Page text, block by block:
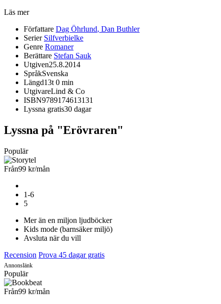
Läs mer
Författare Dag Öhrlund, Dan Buthler
Serier Silfverbielke
Genre Romaner
Berättare Stefan Sauk
Utgiven25.8.2014
SpråkSvenska
Längd13t 0 min
UtgivareLind & Co
ISBN9789174613131
Lyssna gratis30 dagar
Lyssna på "Erövraren"
Populär
Från99 kr/mån
1-6
5
Mer än en miljon ljudböcker
Kids mode (barnsäker miljö)
Avsluta när du vill
Recension Prova 45 dagar gratis
Annonslänk
Populär
Från99 kr/mån